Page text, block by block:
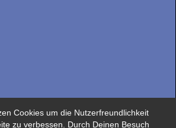
Cookies um die Nutzerfreundlichkeit
zu verbessen. Durch Deinen Besuch